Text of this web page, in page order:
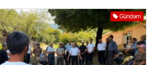
Gündəm